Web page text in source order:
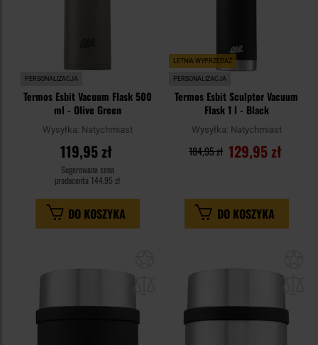
PERSONALIZACJA
Termos Esbit Vacuum Flask 500
ml - Olive Green
Wysyłka: Natychmiast
119,95 zł
Sugerowana cena
producenta 144,95 zł
DO KOSZYKA
LETNIA WYPRZEDAŻ
PERSONALIZACJA
Termos Esbit Sculptor Vacuum
Flask 1 l - Black
Wysyłka: Natychmiast
129,95 zł
184,95 zł
DO KOSZYKA